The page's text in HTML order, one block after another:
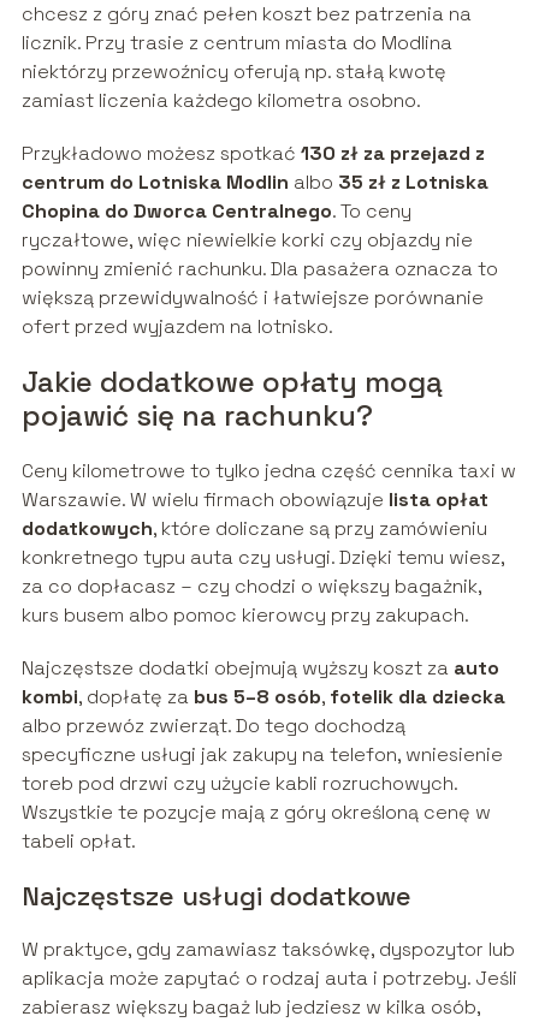
chcesz z góry znać pełen koszt bez patrzenia na
licznik. Przy trasie z centrum miasta do Modlina
niektórzy przewoźnicy oferują np. stałą kwotę
zamiast liczenia każdego kilometra osobno.
Przykładowo możesz spotkać 130 zł za przejazd z
centrum do Lotniska Modlin albo 35 zł z Lotniska
Chopina do Dworca Centralnego. To ceny
ryczałtowe, więc niewielkie korki czy objazdy nie
powinny zmienić rachunku. Dla pasażera oznacza to
większą przewidywalność i łatwiejsze porównanie
ofert przed wyjazdem na lotnisko.
Jakie dodatkowe opłaty mogą
pojawić się na rachunku?
Ceny kilometrowe to tylko jedna część cennika taxi w
Warszawie. W wielu firmach obowiązuje lista opłat
dodatkowych, które doliczane są przy zamówieniu
konkretnego typu auta czy usługi. Dzięki temu wiesz,
za co dopłacasz – czy chodzi o większy bagażnik,
kurs busem albo pomoc kierowcy przy zakupach.
Najczęstsze dodatki obejmują wyższy koszt za auto
kombi, dopłatę za bus 5–8 osób, fotelik dla dziecka
albo przewóz zwierząt. Do tego dochodzą
specyficzne usługi jak zakupy na telefon, wniesienie
toreb pod drzwi czy użycie kabli rozruchowych.
Wszystkie te pozycje mają z góry określoną cenę w
tabeli opłat.
Najczęstsze usługi dodatkowe
W praktyce, gdy zamawiasz taksówkę, dyspozytor lub
aplikacja może zapytać o rodzaj auta i potrzeby. Jeśli
zabierasz większy bagaż lub jedziesz w kilka osób,